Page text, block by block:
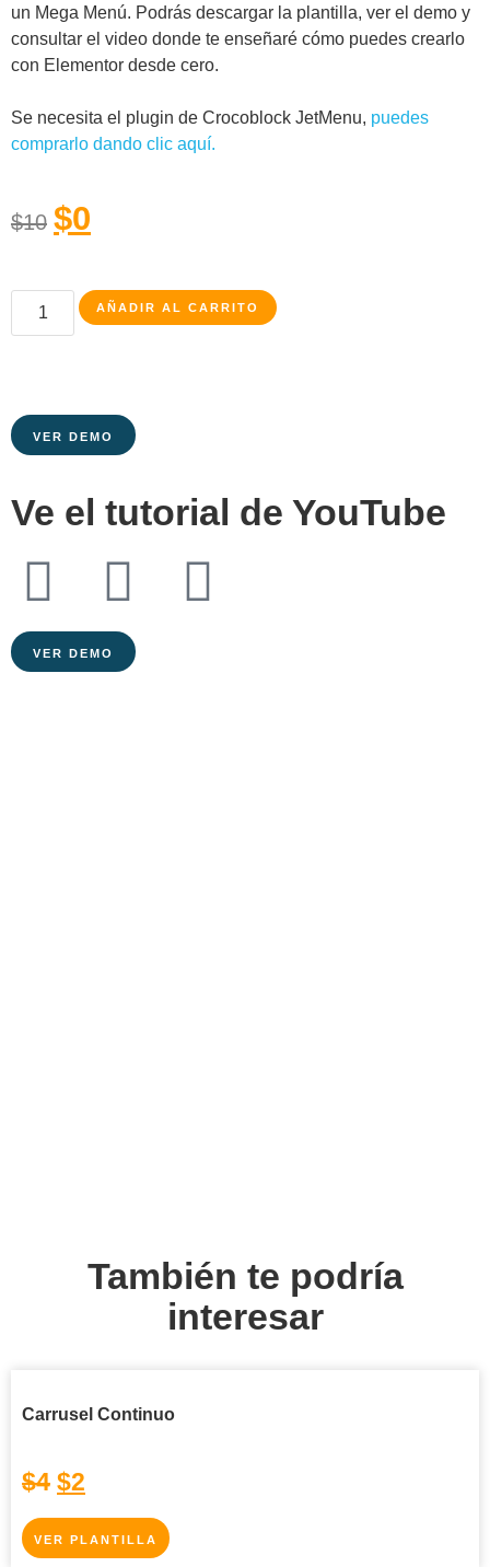
un Mega Menú. Podrás descargar la plantilla, ver el demo y
consultar el video donde te enseñaré cómo puedes crearlo
con Elementor desde cero.
Se necesita el plugin de Crocoblock JetMenu, puedes
comprarlo dando clic aquí.
$10 $0
AÑADIR AL CARRITO
VER DEMO
Ve el tutorial de YouTube
VER DEMO
También te podría
interesar
Carrusel Continuo
$4 $2
VER PLANTILLA